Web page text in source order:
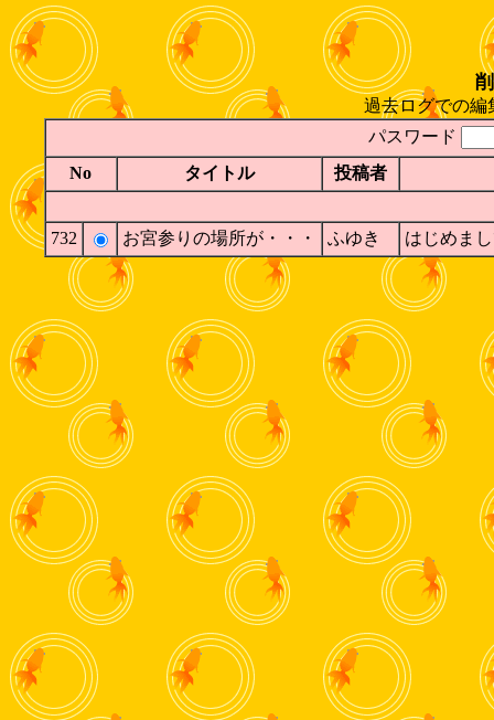
過去ログでの編
パスワード
No
タイトル 投稿者
732 お宮参りの場所が・・・ ふゆき はじめま